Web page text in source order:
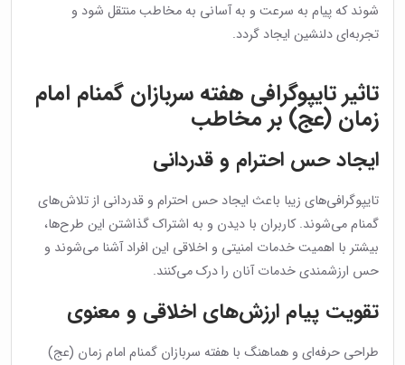
شوند که پیام به سرعت و به آسانی به مخاطب منتقل شود و
تجربه‌ای دلنشین ایجاد گردد.
تاثیر تایپوگرافی هفته سربازان گمنام امام
زمان (عج) بر مخاطب
ایجاد حس احترام و قدردانی
تایپوگرافی‌های زیبا باعث ایجاد حس احترام و قدردانی از تلاش‌های
گمنام می‌شوند. کاربران با دیدن و به اشتراک گذاشتن این طرح‌ها،
بیشتر با اهمیت خدمات امنیتی و اخلاقی این افراد آشنا می‌شوند و
حس ارزشمندی خدمات آنان را درک می‌کنند.
تقویت پیام ارزش‌های اخلاقی و معنوی
طراحی حرفه‌ای و هماهنگ با هفته سربازان گمنام امام زمان (عج)